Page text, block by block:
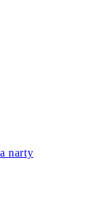
narty